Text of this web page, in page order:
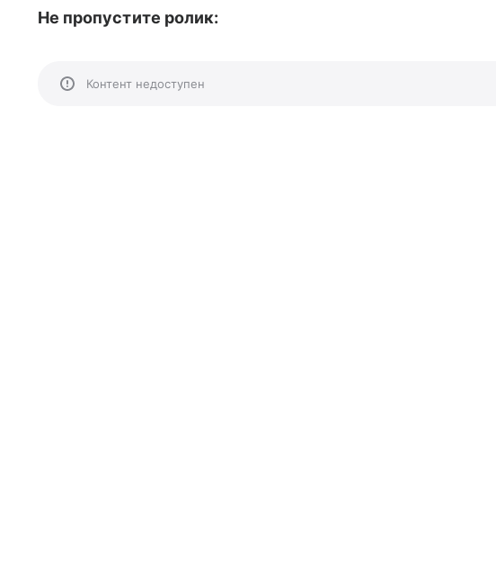
Не пропустите ролик:
Контент недоступен